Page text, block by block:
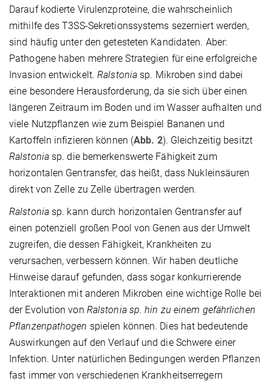
Darauf kodierte Virulenzproteine, die wahrscheinlich
mithilfe des T3SS-Sekretionssystems sezerniert werden,
sind häufig unter den getesteten Kandidaten. Aber:
Pathogene haben mehrere Strategien für eine erfolgreiche
Invasion entwickelt.Ralstonia sp. Mikroben sind dabei
eine besondere Herausforderung, da sie sich über einen
längeren Zeitraum im Boden und im Wasser aufhalten und
viele Nutzpflanzen wie zum Beispiel Bananen und
Kartoffeln infizieren können (Abb. 2). Gleichzeitig besitzt
Ralstoniasp. die bemerkenswerte Fähigkeit zum
horizontalen Gentransfer, das heißt, dass Nukleinsäuren
direkt von Zelle zu Zelle übertragen werden.
Ralstoniasp. kann durch horizontalen Gentransfer auf
einen potenziell großen Pool von Genen aus der Umwelt
zugreifen, die dessen Fähigkeit, Krankheiten zu
verursachen, verbessern können. Wir haben deutliche
Hinweise darauf gefunden, dass sogar konkurrierende
Interaktionen mit anderen Mikroben eine wichtige Rolle bei
der Evolution von Ralstonia sp. hin zu einem gefährlichen
Pflanzenpathogen spielen können. Dies hat bedeutende
Auswirkungen auf den Verlauf und die Schwere einer
Infektion. Unter natürlichen Bedingungen werden Pflanzen
fast immer von verschiedenen Krankheitserregern